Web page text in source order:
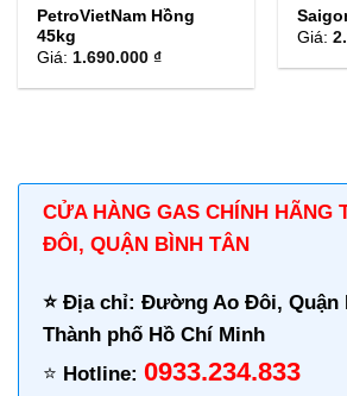
PetroVietNam Hồng
45kg
Giá: 1.690.000 ₫
Giá:
CỬA HÀNG GAS CHÍNH HÃNG
ĐÔI, QUẬN BÌNH TÂN
⭐️ Địa chỉ: Đường Ao Đôi, Quận
Thành phố Hồ Chí Minh
⭐️ Hotline: 0933.234.833